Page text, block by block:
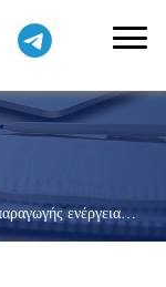
ενέργειας
CRANE